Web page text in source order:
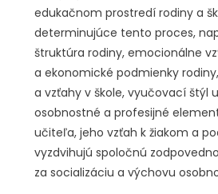
edukačnom prostredí rodiny a
determinujúce tento proces,
štruktúra rodiny, emocionálne
a ekonomické podmienky
a vzťahy v škole, vyučovací štýl
osobnostné a profesijné
učiteľa, jeho vzťah k žiakom a
vyzdvihujú spoločnú
za socializáciu a výchovu